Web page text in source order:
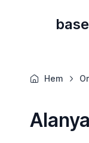
base
Hem